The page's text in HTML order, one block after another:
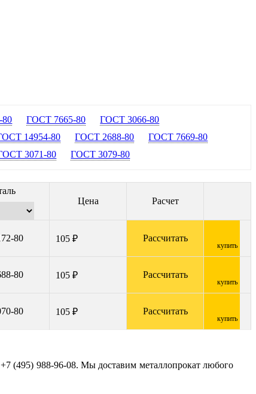
ГОСТ 7665-80
ГОСТ 3066-80
14954-80 ГОСТ 2688-80
ГОСТ 7669-80
3071-80 ГОСТ 3079-80
Цена
Расчет
80 105 ₽ Рассчитать
купить
80 105 ₽ Рассчитать
купить
80 105 ₽ Рассчитать
купить
(495) 988-96-08. Мы доставим металлопрокат любого